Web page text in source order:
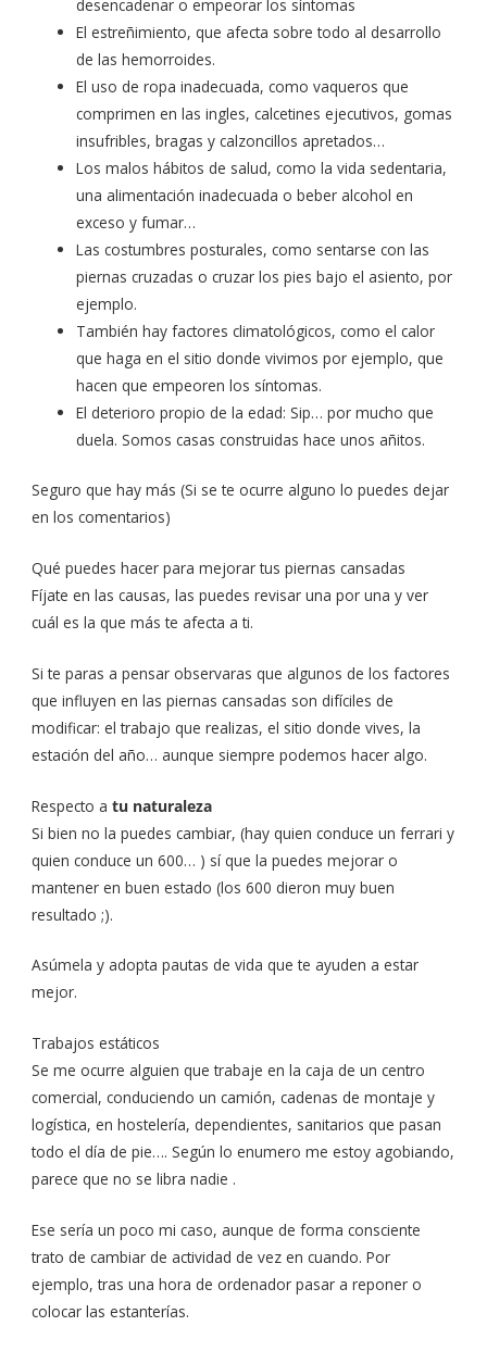
desencadenar o empeorar los síntomas
El estreñimiento, que afecta sobre todo al desarrollo
de las hemorroides.
El uso de ropa inadecuada, como vaqueros que
comprimen en las ingles, calcetines ejecutivos, gomas
insufribles, bragas y calzoncillos apretados…
Los malos hábitos de salud, como la vida sedentaria,
una alimentación inadecuada o beber alcohol en
exceso y fumar…
Las costumbres posturales, como sentarse con las
piernas cruzadas o cruzar los pies bajo el asiento, por
ejemplo.
También hay factores climatológicos, como el calor
que haga en el sitio donde vivimos por ejemplo, que
hacen que empeoren los síntomas.
El deterioro propio de la edad: Sip… por mucho que
duela. Somos casas construidas hace unos añitos.
Seguro que hay más (Si se te ocurre alguno lo puedes dejar
en los comentarios)
Qué puedes hacer para mejorar tus piernas cansadas
Fíjate en las causas, las puedes revisar una por una y ver
cuál es la que más te afecta a ti.
Si te paras a pensar observaras que algunos de los factores
que influyen en las piernas cansadas son difíciles de
modificar: el trabajo que realizas, el sitio donde vives, la
estación del año… aunque siempre podemos hacer algo.
Respecto atu naturaleza
Si bien no la puedes cambiar, (hay quien conduce un ferrari y
quien conduce un 600… ) sí que la puedes mejorar o
mantener en buen estado (los 600 dieron muy buen
resultado ;).
Asúmela y adopta pautas de vida que te ayuden a estar
mejor.
Trabajos estáticos
Se me ocurre alguien que trabaje en la caja de un centro
comercial, conduciendo un camión, cadenas de montaje y
logística, en hostelería, dependientes, sanitarios que pasan
todo el día de pie…. Según lo enumero me estoy agobiando,
parece que no se libra nadie .
Ese sería un poco mi caso, aunque de forma consciente
trato de cambiar de actividad de vez en cuando. Por
ejemplo, tras una hora de ordenador pasar a reponer o
colocar las estanterías.